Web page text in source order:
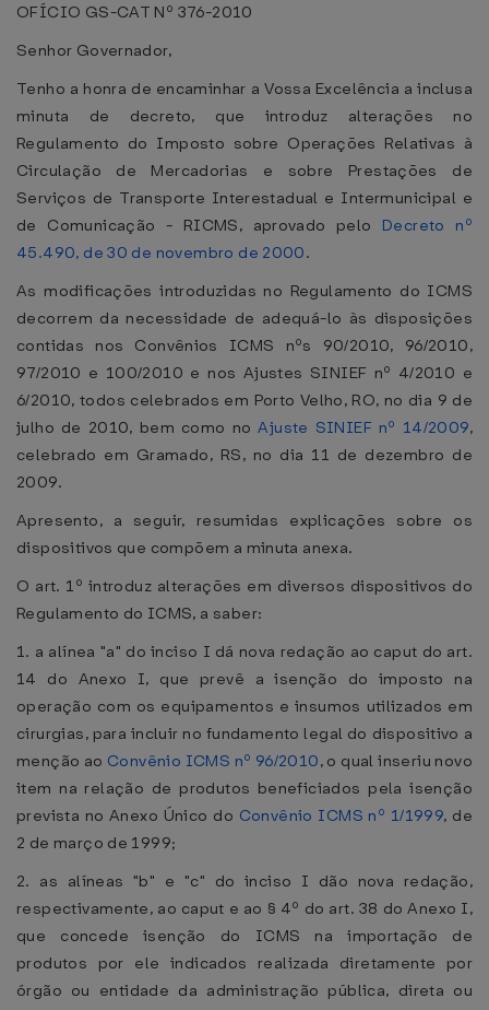
OFÍCIO GS-CAT Nº 376-2010
Senhor Governador,
Tenho a honra de encaminhar a Vossa Excelência a inclusa
minuta de decreto, que introduz alterações no
Regulamento do Imposto sobre Operações Relativas à
Circulação de Mercadorias e sobre Prestações de
Serviços de Transporte Interestadual e Intermunicipal e
de Comunicação - RICMS, aprovado pelo Decreto nº
45.490, de 30 de novembro de 2000.
As modificações introduzidas no Regulamento do ICMS
decorrem da necessidade de adequá-lo às disposições
contidas nos Convênios ICMS nºs 90/2010, 96/2010,
97/2010 e 100/2010 e nos Ajustes SINIEF nº 4/2010 e
6/2010, todos celebrados em Porto Velho, RO, no dia 9 de
julho de 2010, bem como noAjuste SINIEF nº 14/2009,
celebrado em Gramado, RS, no dia 11 de dezembro de
2009.
Apresento, a seguir, resumidas explicações sobre os
dispositivos que compõem a minuta anexa.
O art. 1º introduz alterações em diversos dispositivos do
Regulamento do ICMS, a saber:
1. a alínea "a" do inciso I dá nova redação ao caput do art.
14 do Anexo I, que prevê a isenção do imposto na
operação com os equipamentos e insumos utilizados em
cirurgias, para incluir no fundamento legal do dispositivo a
menção ao Convênio ICMS nº 96/2010, o qual inseriu novo
item na relação de produtos beneficiados pela isenção
prevista no Anexo Único do Convênio ICMS nº 1/1999, de
2 de março de 1999;
2. as alíneas "b" e "c" do inciso I dão nova redação,
respectivamente, ao caput e ao § 4º do art. 38 do Anexo I,
que concede isenção do ICMS na importação de
produtos por ele indicados realizada diretamente por
órgão ou entidade da administração pública, direta ou